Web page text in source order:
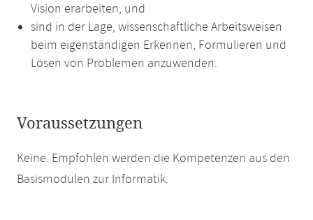
Vision erarbeiten, und
sind in der Lage, wissenschaftliche Arbeitsweisen
beim eigenständigen Erkennen, Formulieren und
Lösen von Problemen anzuwenden.
Voraussetzungen
Keine. Empfohlen werden die Kompetenzen aus den
Basismodulen zur Informatik.